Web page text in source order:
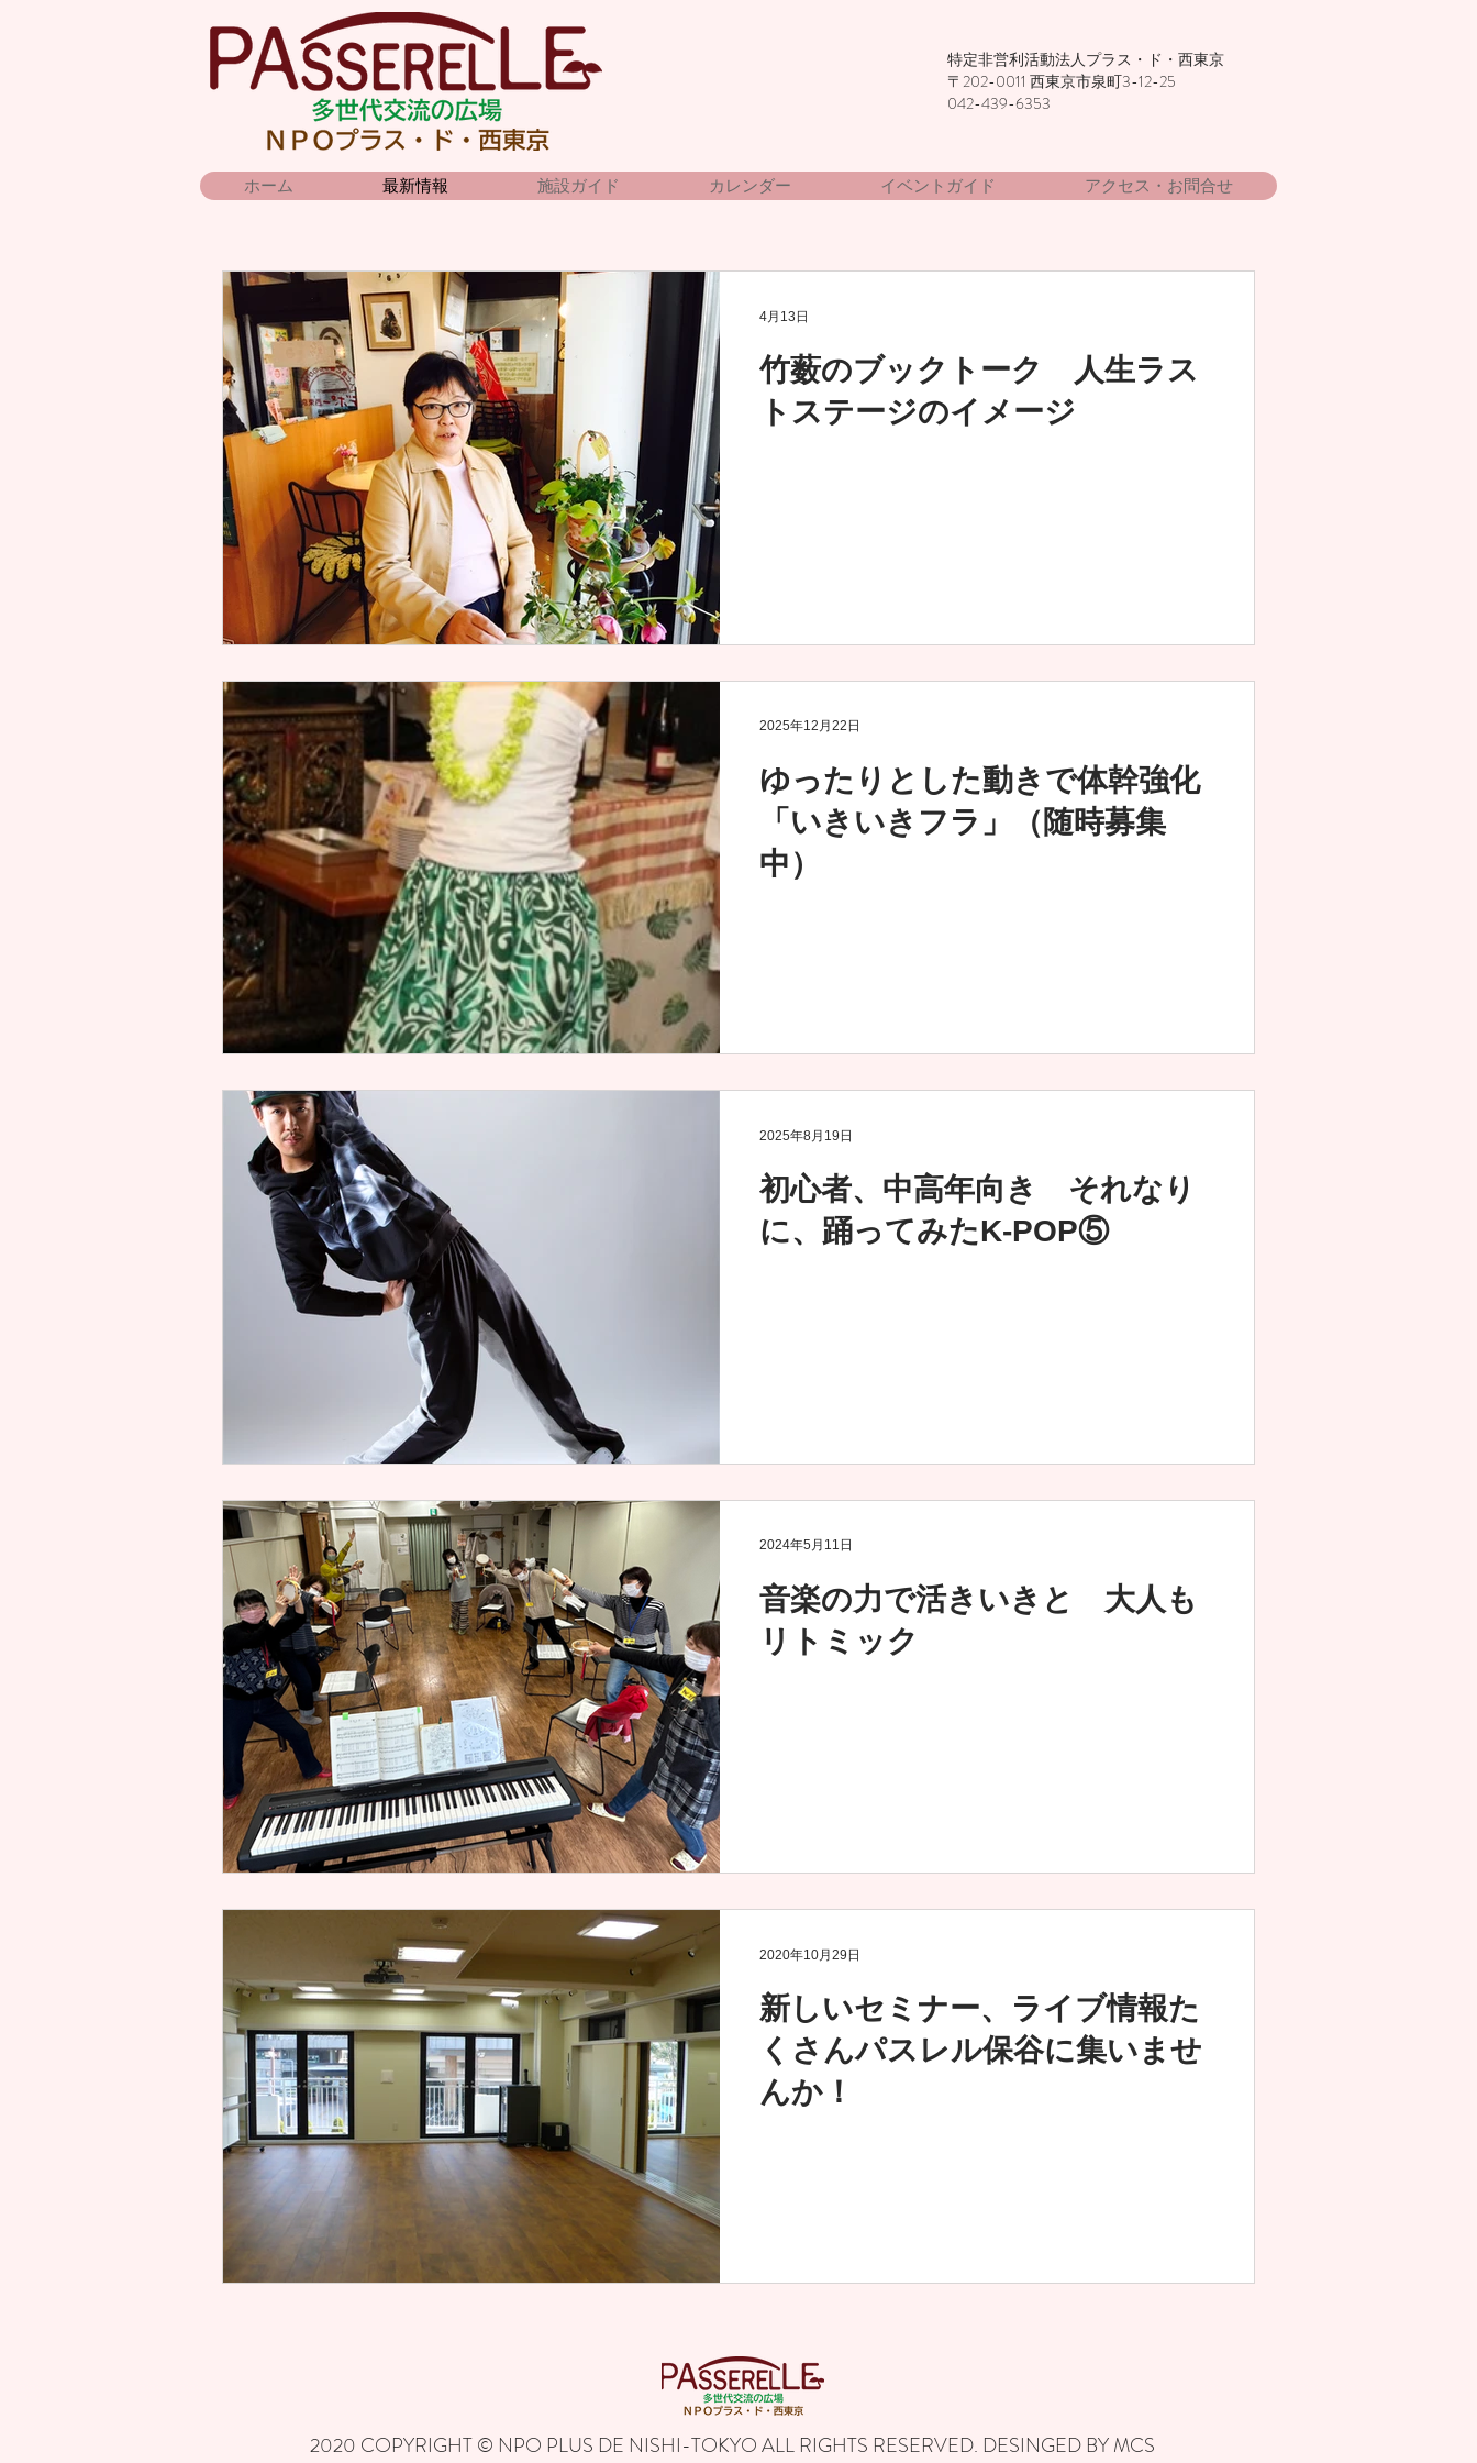
特定非営利活動法人プラス・ド・西東京
〒202-0011 西東京市泉町3-12-25
042-439-6353
ホーム 最新情報 施設ガイド カレンダー イベントガイド アクセス・お問合せ
竹薮のブックトーク 人生ラス
トステージのイメージ
4月13日
ゆったりとした動きで体幹強化
「いきいきフラ」（随時募集
中）
2025年12月22日
初心者、中高年向き それなり
に、踊ってみたK-POP⑤
2025年8月19日
音楽の力で活きいきと 大人も
リトミック
2024年5月11日
新しいセミナー、ライブ情報た
くさんパスレル保谷に集いませ
んか！
2020年10月29日
2020 COPYRIGHT © NPO PLUS DE NISHI-TOKYO ALL RIGHTS RESERVED. DESINGED BY MCS